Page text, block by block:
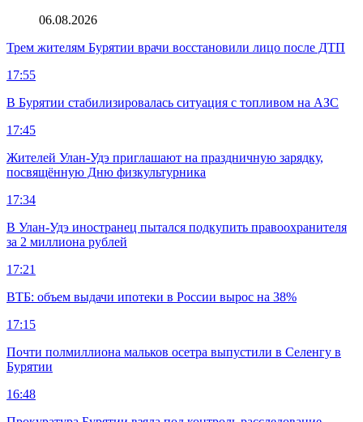
06.08.2026
Трем жителям Бурятии врачи восстановили лицо после ДТП
17:55
В Бурятии стабилизировалась ситуация с топливом на АЗС
17:45
Жителей Улан-Удэ приглашают на праздничную зарядку,
посвящённую Дню физкультурника
17:34
В Улан-Удэ иностранец пытался подкупить правоохранителя
за 2 миллиона рублей
17:21
ВТБ: объем выдачи ипотеки в России вырос на 38%
17:15
Почти полмиллиона мальков осетра выпустили в Селенгу в
Бурятии
16:48